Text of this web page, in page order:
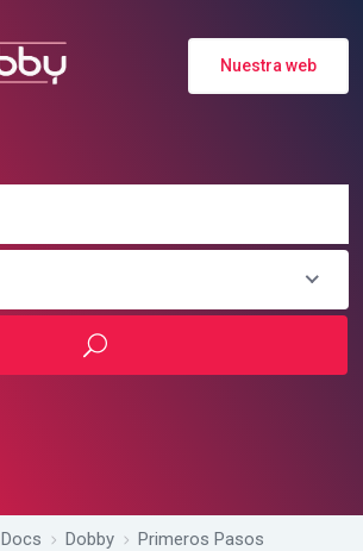
Nuestra web
Docs Dobby
Primeros Pasos